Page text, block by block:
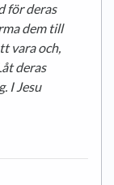
för deras
dem till
vara och,
deras
I Jesu